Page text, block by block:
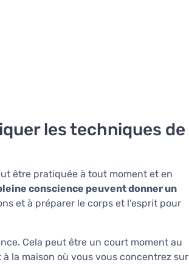
les techniques de
être pratiquée à tout moment et en
conscience peuvent donner un
et à préparer le corps et l'esprit pour
Cela peut être un court moment au
la maison où vous vous concentrez sur